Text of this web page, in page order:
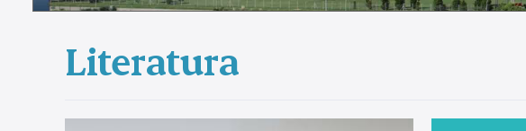
Literatura